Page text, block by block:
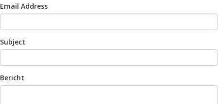
Email Address
Subject
Bericht